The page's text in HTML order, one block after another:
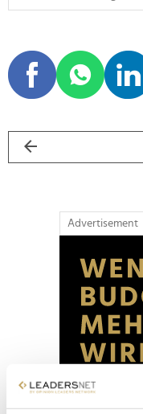
Advertisement